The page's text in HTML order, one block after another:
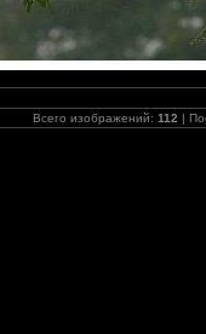
Всего изображений: 112 |